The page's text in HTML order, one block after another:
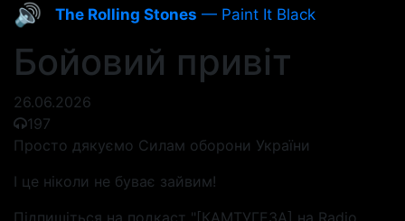
🔊 The Rolling Stones — Paint It Black
Бойовий привіт
26.06.2026
197
Просто дякуємо Силам оборони України
І це ніколи не буває зайвим!
Підпишіться на подкаст "[КАМТУГЕЗА] на Radio